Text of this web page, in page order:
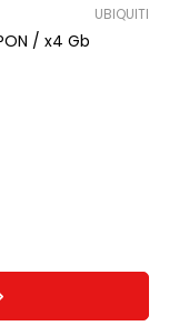
UBIQUITI